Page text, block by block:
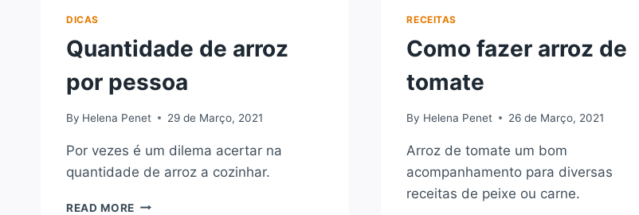
DICAS
Quantidade de arroz
por pessoa
By Helena Penet 29 de Março, 2021
Por vezes é um dilema acertar na
quantidade de arroz a cozinhar.
READ MORE QUANTIDADE
RECEITAS
Como fazer arroz de
tomate
By Helena Penet 26 de Março, 2021
Arroz de tomate um bom
acompanhamento para diversas
receitas de peixe ou carne.